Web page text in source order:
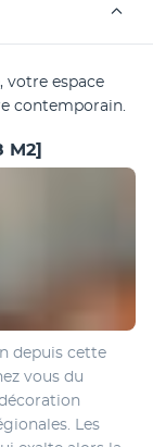
votre espace
contemporain.
M2]
depuis cette
vous du
Les